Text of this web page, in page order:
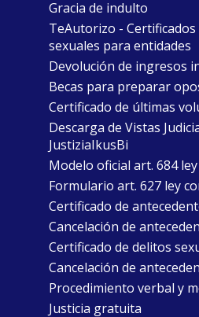
Gracia de indulto
TeAutorizo - Certificados
sexuales para entidades
Devolución de ingresos
Becas para preparar
Certificado de últimas
Descarga de Vistas
JustiziaIkusBi
Modelo oficial art. 684
Formulario art. 627 ley
Certificado de
Cancelación de
Certificado de delitos
Cancelación de
Procedimiento verbal y
Justicia gratuita